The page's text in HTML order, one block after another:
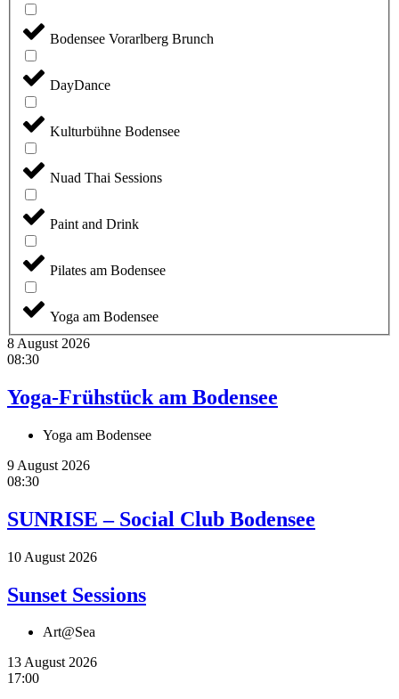
Bodensee Vorarlberg Brunch
DayDance
Kulturbühne Bodensee
Nuad Thai Sessions
Paint and Drink
Pilates am Bodensee
Yoga am Bodensee
8 August 2026
08:30
Yoga-Frühstück am Bodensee
Yoga am Bodensee
9 August 2026
08:30
SUNRISE – Social Club Bodensee
10 August 2026
Sunset Sessions
Art@Sea
13 August 2026
17:00